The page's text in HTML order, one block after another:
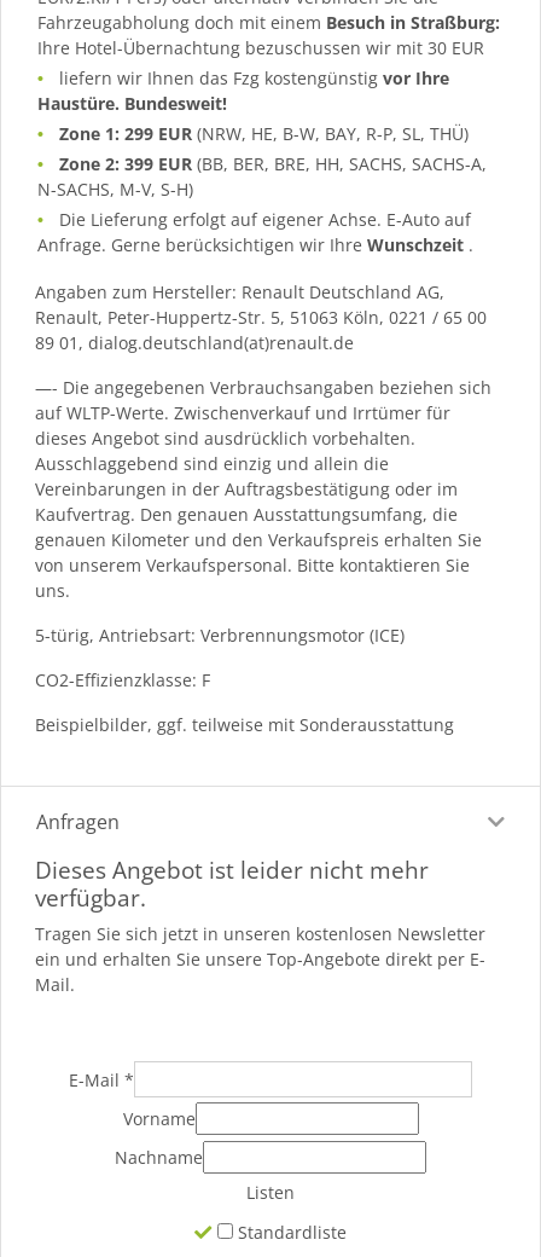
Fahrzeugabholung doch mit einem Besuch in Straßburg:
Ihre Hotel-Übernachtung bezuschussen wir mit 30 EUR
liefern wir Ihnen das Fzg kostengünstigvor Ihre
Haustüre. Bundesweit!
Zone 1: 299 EUR (NRW, HE, B-W, BAY, R-P, SL, THÜ)
Zone 2: 399 EUR (BB, BER, BRE, HH, SACHS, SACHS-A,
N-SACHS, M-V, S-H)
Die Lieferung erfolgt auf eigener Achse. E-Auto auf
Anfrage. Gerne berücksichtigen wir Ihre Wunschzeit .
Angaben zum Hersteller: Renault Deutschland AG,
Renault, Peter-Huppertz-Str. 5, 51063 Köln, 0221 / 65 00
89 01, dialog.deutschland(at)renault.de
—- Die angegebenen Verbrauchsangaben beziehen sich
auf WLTP-Werte. Zwischenverkauf und Irrtümer für
dieses Angebot sind ausdrücklich vorbehalten.
Ausschlaggebend sind einzig und allein die
Vereinbarungen in der Auftragsbestätigung oder im
Kaufvertrag. Den genauen Ausstattungsumfang, die
genauen Kilometer und den Verkaufspreis erhalten Sie
von unserem Verkaufspersonal. Bitte kontaktieren Sie
uns.
5-türig, Antriebsart: Verbrennungsmotor (ICE)
CO2-Effizienzklasse: F
Beispielbilder, ggf. teilweise mit Sonderausstattung
Anfragen
Dieses Angebot ist leider nicht mehr
verfügbar.
Tragen Sie sich jetzt in unseren kostenlosen Newsletter
ein und erhalten Sie unsere Top-Angebote direkt per E-
Mail.
E-Mail *
Vorname
Nachname
Listen
Standardliste